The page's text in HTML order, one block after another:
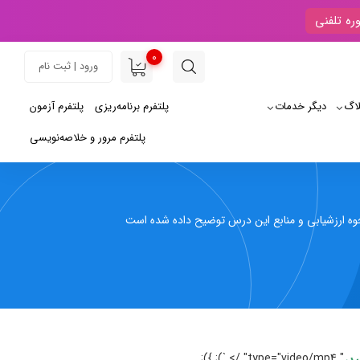
تلفنی
0
ورود | ثبت نام
دیگر خدمات پلتفرم آزمون
پلتفرم برنامه‌ریزی
پلتفرم مرور و خلاصه‌نویسی
و منابع این درس توضیح داده شده است